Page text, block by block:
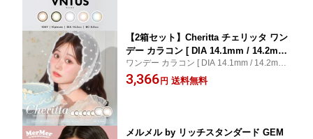
【2箱セット】Cheritta チェリッタ ワン
デー カラコン [ DIA 14.1mm / 14.2mm
/ 1day / 10枚 ] 1日使い捨て カラーコン
タクト カラーコンタクトレンズ 度あり
ワンデー カラコン [ DIA 14.1mm / 14.2mm /
1day / 10枚 ] 1日使い捨て カラーコンタク
ト カラーコンタクトレンズ 度あり 度なし
3,366 円 送料無料
メルメル by リッチスタンダード GEM